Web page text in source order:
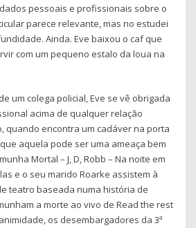
pessoais e profissionais sobre o
parece relevante, mas no estudei
Ainda. Eve baixou o caf que
com um pequeno estalo da loua na
um colega policial, Eve se vê obrigada
acima de qualquer relação
quando encontra um cadáver na porta
aquela pode ser uma ameaça bem
Mortal – J, D, Robb – Na noite em
e o seu marido Roarke assistem à
teatro baseada numa história de
a morte ao vivo de Read the rest
os desembargadores da 3ª